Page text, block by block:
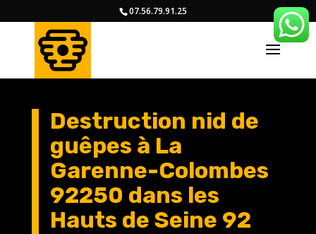
07.56.79.91.25
Destruction nid de
guêpes à La
Garenne-Colombes
92250 dans les
Hauts de Seine 92